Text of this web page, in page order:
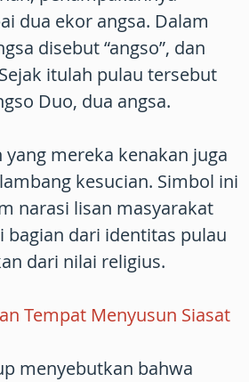
dua ekor angsa. Dalam
disebut “angso”, dan
itulah pulau tersebut
Duo, dua angsa.
mereka kenakan juga
kesucian. Simbol ini
narasi lisan masyarakat
bagian dari identitas pulau
dari nilai religius.
Tempat Menyusun Siasat
menyebutkan bahwa